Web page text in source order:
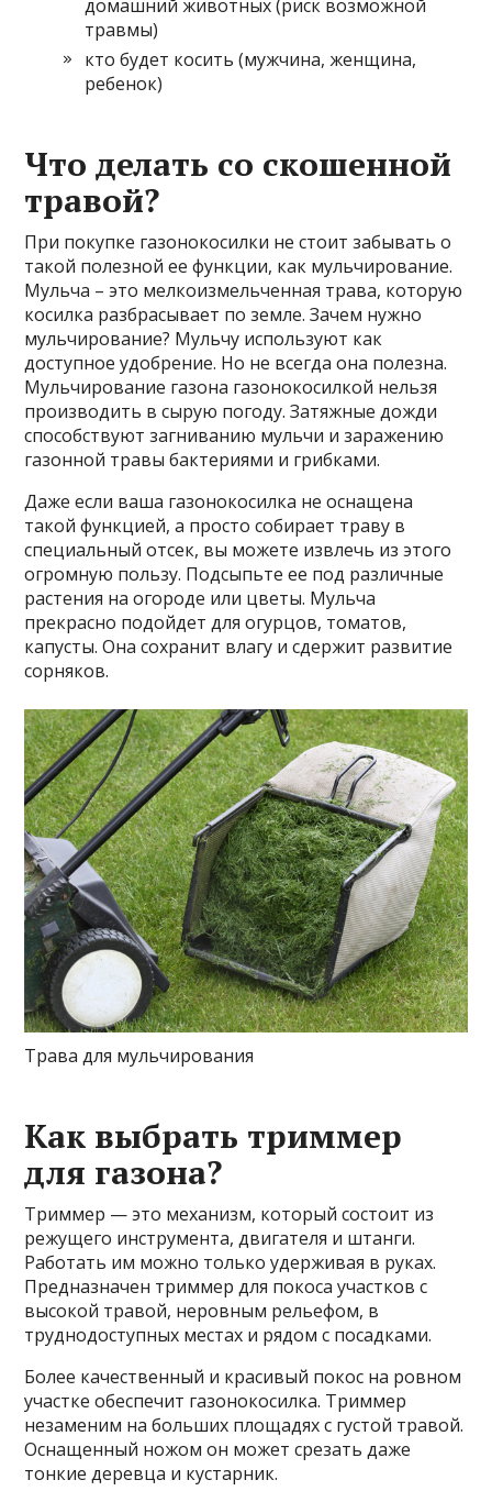
домашний животных (риск возможной
травмы)
кто будет косить (мужчина, женщина,
ребенок)
Что делать со скошенной
травой?
При покупке газонокосилки не стоит забывать о
такой полезной ее функции, как мульчирование.
Мульча – это мелкоизмельченная трава, которую
косилка разбрасывает по земле. Зачем нужно
мульчирование? Мульчу используют как
доступное удобрение. Но не всегда она полезна.
Мульчирование газона газонокосилкой нельзя
производить в сырую погоду. Затяжные дожди
способствуют загниванию мульчи и заражению
газонной травы бактериями и грибками.
Даже если ваша газонокосилка не оснащена
такой функцией, а просто собирает траву в
специальный отсек, вы можете извлечь из этого
огромную пользу. Подсыпьте ее под различные
растения на огороде или цветы. Мульча
прекрасно подойдет для огурцов, томатов,
капусты. Она сохранит влагу и сдержит развитие
сорняков.
Трава для мульчирования
Как выбрать триммер
для газона?
Триммер — это механизм, который состоит из
режущего инструмента, двигателя и штанги.
Работать им можно только удерживая в руках.
Предназначен триммер для покоса участков с
высокой травой, неровным рельефом, в
труднодоступных местах и рядом с посадками.
Более качественный и красивый покос на ровном
участке обеспечит газонокосилка. Триммер
незаменим на больших площадях с густой травой.
Оснащенный ножом он может срезать даже
тонкие деревца и кустарник.